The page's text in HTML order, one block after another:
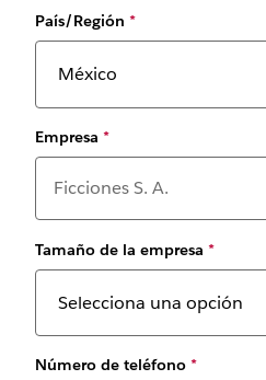
País/Región *
Empresa *
Tamaño de la empresa *
Número de teléfono *